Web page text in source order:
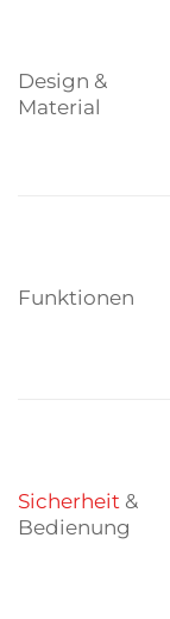
Design &
Material
Funktionen
Sicherheit &
Bedienung